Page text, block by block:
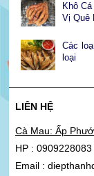
Khô
Vị Quê
Các
loại
LIÊN HỆ
Cà Mau: Ấp
HP : 0909228083
Email :